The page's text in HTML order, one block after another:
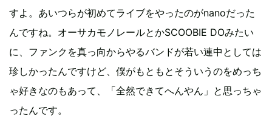
すよ。あいつらが初めてライブをやったのがnanoだった
んですね。オーサカモノレールとかSCOOBIE DOみたい
に、ファンクを真っ向からやるバンドが若い連中としては
珍しかったんですけど、僕がもともとそういうのをめっち
ゃ好きなのもあって、「全然できてへんやん」と思っちゃ
ったんです。